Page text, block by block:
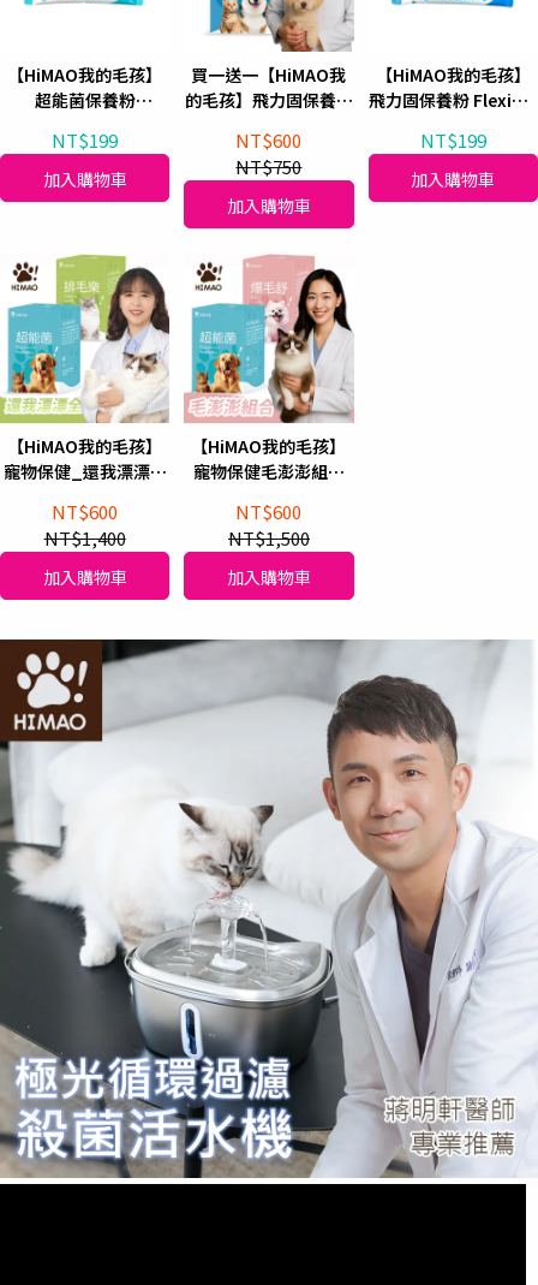
【HiMAO我的毛孩】
超能菌保養粉
Probiotics 3入體驗包
NT$199
加入購物車
買一送一【HiMAO我
的毛孩】飛力固保養粉
包/盒)
NT$600
NT$750
加入購物車
【HiMAO我的毛孩】
飛力固保養粉 Flexible
NT$199
加入購物車
【HiMAO我的毛孩】
寵物保健_還我漂漂全
盒)
NT$600
NT$1,400
加入購物車
【HiMAO我的毛孩】
寵物保健毛澎澎組合
盒)
NT$600
NT$1,500
加入購物車